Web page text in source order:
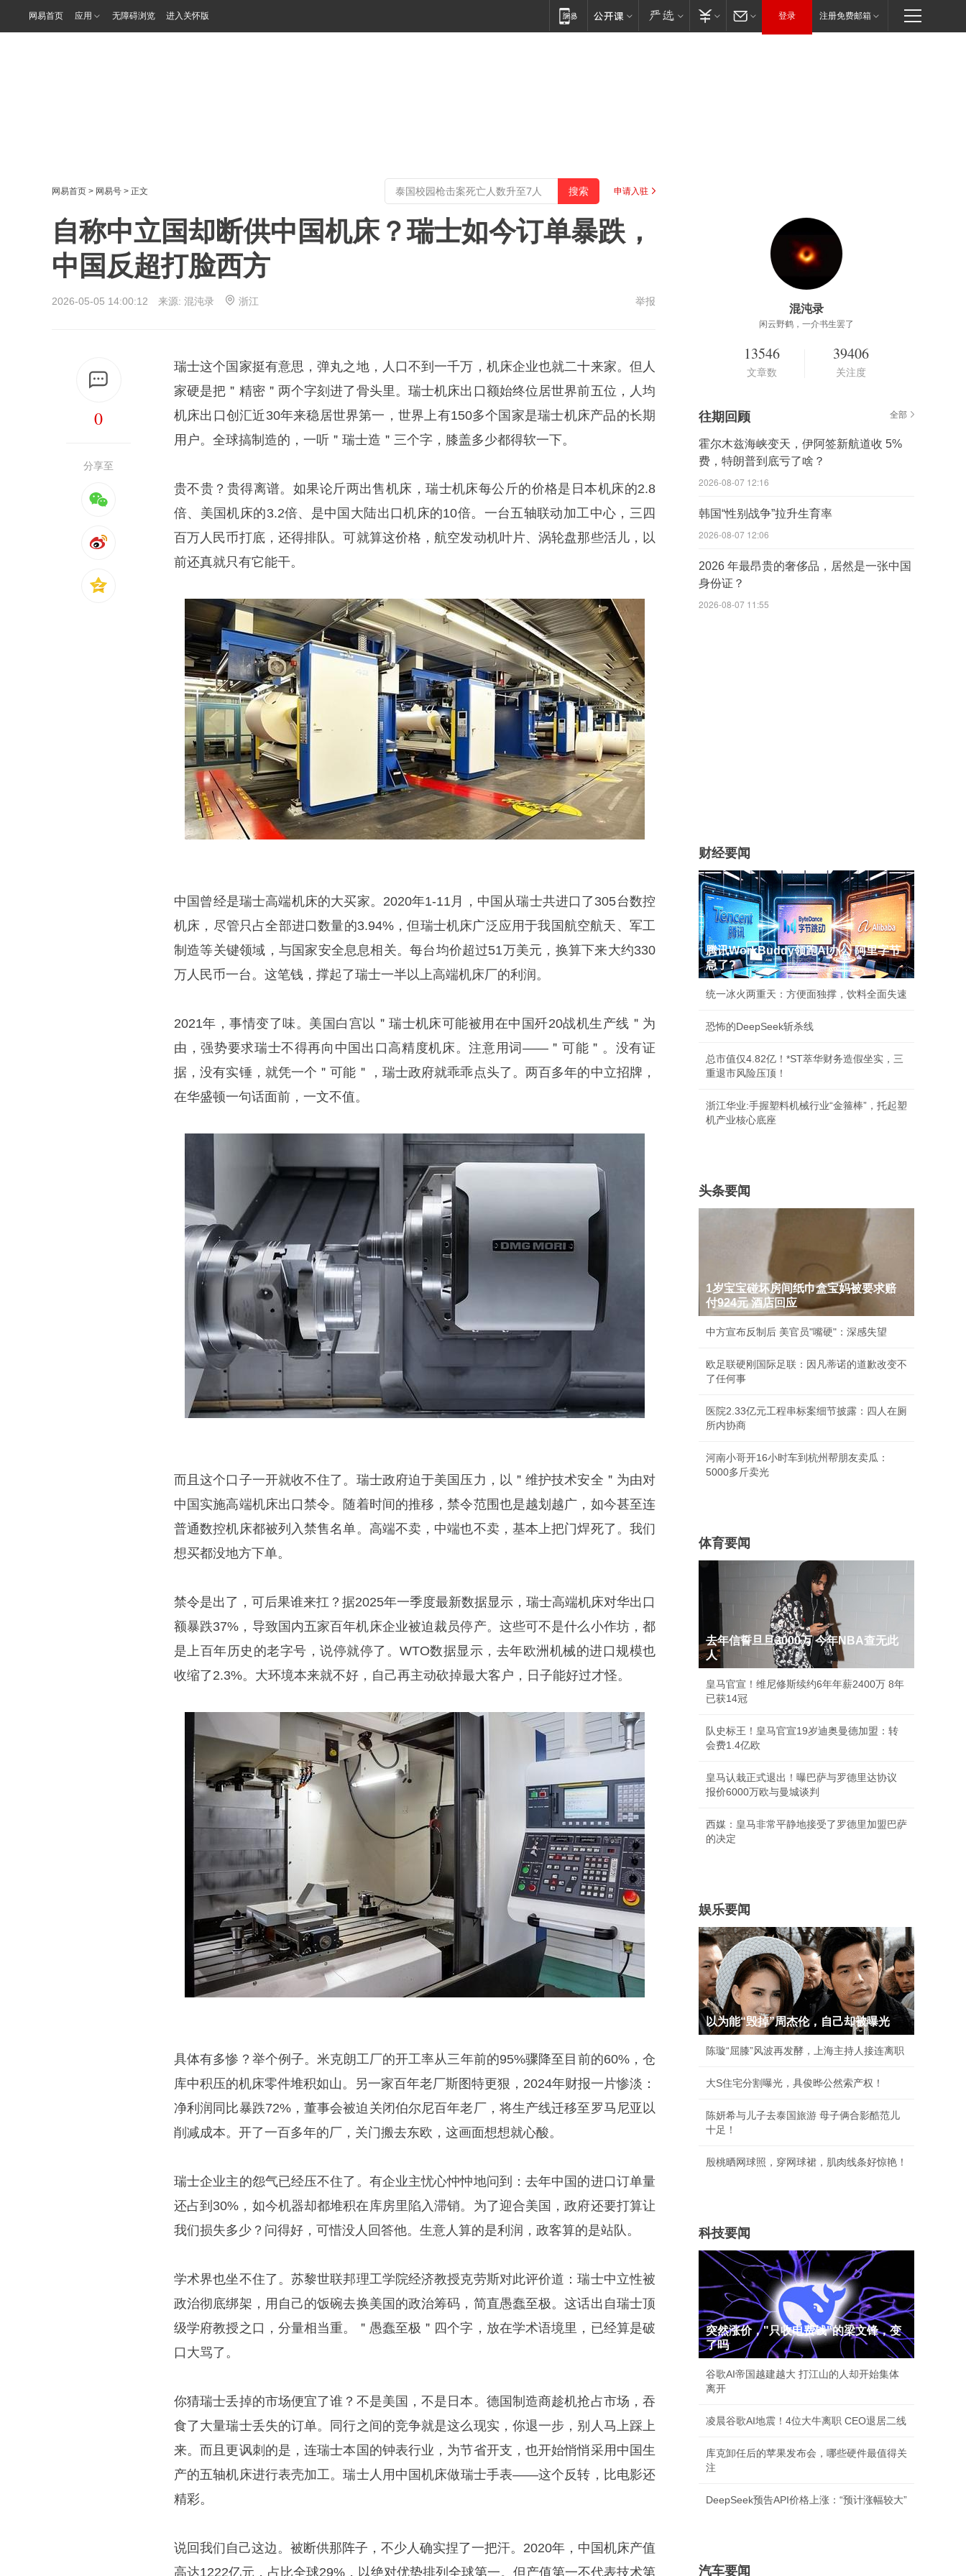
网易首页 应用 无障碍浏览 进入关怀版 登录 注册免费邮箱
网易首页 > 网易号 > 正文 申请入驻
自称中立国却断供中国机床？瑞士如今订单暴跌，
中国反超打脸西方
2026-05-05 14:00:12 来源: 混沌录 浙江 举报
0
分享至
瑞士这个国家挺有意思，弹丸之地，人口不到一千万，机床企业也就二十来家。但人
家硬是把＂精密＂两个字刻进了骨头里。瑞士机床出口额始终位居世界前五位，人均
机床出口创汇近30年来稳居世界第一，世界上有150多个国家是瑞士机床产品的长期
用户。全球搞制造的，一听＂瑞士造＂三个字，膝盖多少都得软一下。
贵不贵？贵得离谱。如果论斤两出售机床，瑞士机床每公斤的价格是日本机床的2.8
倍、美国机床的3.2倍、是中国大陆出口机床的10倍。一台五轴联动加工中心，三四
百万人民币打底，还得排队。可就算这价格，航空发动机叶片、涡轮盘那些活儿，以
前还真就只有它能干。
中国曾经是瑞士高端机床的大买家。2020年1-11月，中国从瑞士共进口了305台数控
机床，尽管只占全部进口数量的3.94%，但瑞士机床广泛应用于我国航空航天、军工
制造等关键领域，与国家安全息息相关。每台均价超过51万美元，换算下来大约330
万人民币一台。这笔钱，撑起了瑞士一半以上高端机床厂的利润。
2021年，事情变了味。美国白宫以＂瑞士机床可能被用在中国歼20战机生产线＂为
由，强势要求瑞士不得再向中国出口高精度机床。注意用词——＂可能＂。没有证
据，没有实锤，就凭一个＂可能＂，瑞士政府就乖乖点头了。两百多年的中立招牌，
在华盛顿一句话面前，一文不值。
而且这个口子一开就收不住了。瑞士政府迫于美国压力，以＂维护技术安全＂为由对
中国实施高端机床出口禁令。随着时间的推移，禁令范围也是越划越广，如今甚至连
普通数控机床都被列入禁售名单。高端不卖，中端也不卖，基本上把门焊死了。我们
想买都没地方下单。
禁令是出了，可后果谁来扛？据2025年一季度最新数据显示，瑞士高端机床对华出口
额暴跌37%，导致国内五家百年机床企业被迫裁员停产。这些可不是什么小作坊，都
是上百年历史的老字号，说停就停了。WTO数据显示，去年欧洲机械的进口规模也
收缩了2.3%。大环境本来就不好，自己再主动砍掉最大客户，日子能好过才怪。
具体有多惨？举个例子。米克朗工厂的开工率从三年前的95%骤降至目前的60%，仓
库中积压的机床零件堆积如山。另一家百年老厂斯图特更狠，2024年财报一片惨淡：
净利润同比暴跌72%，董事会被迫关闭伯尔尼百年老厂，将生产线迁移至罗马尼亚以
削减成本。开了一百多年的厂，关门搬去东欧，这画面想想就心酸。
瑞士企业主的怨气已经压不住了。有企业主忧心忡忡地问到：去年中国的进口订单量
还占到30%，如今机器却都堆积在库房里陷入滞销。为了迎合美国，政府还要打算让
我们损失多少？问得好，可惜没人回答他。生意人算的是利润，政客算的是站队。
学术界也坐不住了。苏黎世联邦理工学院经济教授克劳斯对此评价道：瑞士中立性被
政治彻底绑架，用自己的饭碗去换美国的政治筹码，简直愚蠢至极。这话出自瑞士顶
级学府教授之口，分量相当重。＂愚蠢至极＂四个字，放在学术语境里，已经算是破
口大骂了。
你猜瑞士丢掉的市场便宜了谁？不是美国，不是日本。德国制造商趁机抢占市场，吞
食了大量瑞士丢失的订单。同行之间的竞争就是这么现实，你退一步，别人马上踩上
来。而且更讽刺的是，连瑞士本国的钟表行业，为节省开支，也开始悄悄采用中国生
产的五轴机床进行表壳加工。瑞士人用中国机床做瑞士手表——这个反转，比电影还
精彩。
说回我们自己这边。被断供那阵子，不少人确实捏了一把汗。2020年，中国机床产值
高达1222亿元，占比全球29%，以绝对优势排列全球第一。但产值第一不代表技术第
混沌录
闲云野鹤，一介书生罢了
13546
文章数
39406
关注度
往期回顾 全部
霍尔木兹海峡变天，伊阿签新航道收 5%
费，特朗普到底亏了啥？
2026-08-07 12:16
韩国“性别战争”拉升生育率
2026-08-07 12:06
2026 年最昂贵的奢侈品，居然是一张中国
身份证？
2026-08-07 11:55
财经要闻
腾讯WorkBuddy领跑AI办公 阿里字节
急了?
统一冰火两重天：方便面独撑，饮料全面失速
恐怖的DeepSeek斩杀线
总市值仅4.82亿！*ST萃华财务造假坐实，三
重退市风险压顶！
浙江华业:手握塑料机械行业“金箍棒”，托起塑
机产业核心底座
头条要闻
1岁宝宝碰坏房间纸巾盒宝妈被要求赔
付924元 酒店回应
中方宣布反制后 美官员"嘴硬"：深感失望
欧足联硬刚国际足联：因凡蒂诺的道歉改变不
了任何事
医院2.33亿元工程串标案细节披露：四人在厕
所内协商
河南小哥开16小时车到杭州帮朋友卖瓜：
5000多斤卖光
体育要闻
去年信誓旦旦3000万 今年NBA查无此
人
皇马官宣！维尼修斯续约6年年薪2400万 8年
已获14冠
队史标王！皇马官宣19岁迪奥曼德加盟：转
会费1.4亿欧
皇马认栽正式退出！曝巴萨与罗德里达协议
报价6000万欧与曼城谈判
西媒：皇马非常平静地接受了罗德里加盟巴萨
的决定
娱乐要闻
以为能“毁掉”周杰伦，自己却被曝光
陈璇“屈膝”风波再发酵，上海主持人接连离职
大S住宅分割曝光，具俊晔公然索产权！
陈妍希与儿子去泰国旅游 母子俩合影酷范儿
十足！
殷桃晒网球照，穿网球裙，肌肉线条好惊艳！
科技要闻
突然涨价，"只收电费钱"的梁文锋，变
了吗
谷歌AI帝国越建越大 打江山的人却开始集体
离开
凌晨谷歌AI地震！4位大牛离职 CEO退居二线
库克卸任后的苹果发布会，哪些硬件最值得关
注
DeepSeek预告API价格上涨：“预计涨幅较大”
汽车要闻